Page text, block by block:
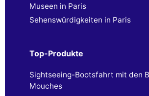
Museen in Paris
Sehenswürdigkeiten in Paris
Top-Produkte
Sightseeing-Bootsfahrt mit den
Mouches